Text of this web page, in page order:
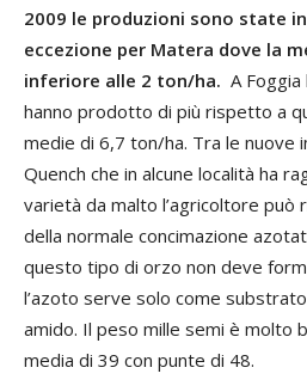
2009 le produzioni sono state
eccezione per Matera dove la
inferiore alle 2 ton/ha. A
hanno prodotto di più rispetto a
medie di 6,7 ton/ha. Tra le nuove
Quench che in alcune località ha
varietà da malto l’agricoltore può
della normale concimazione
questo tipo di orzo non deve
l’azoto serve solo come
amido. Il peso mille semi è molto
media di 39 con punte di 48.